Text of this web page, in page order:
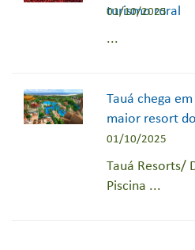
turismo rural
01/10/2025
...
Tauá chega
maior resort
01/10/2025
Tauá Resorts/
Piscina ...